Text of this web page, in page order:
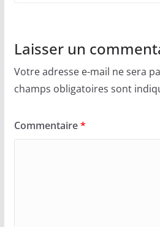
Laisser un
Votre adresse e-mail ne sera
champs obligatoires sont
Commentaire*